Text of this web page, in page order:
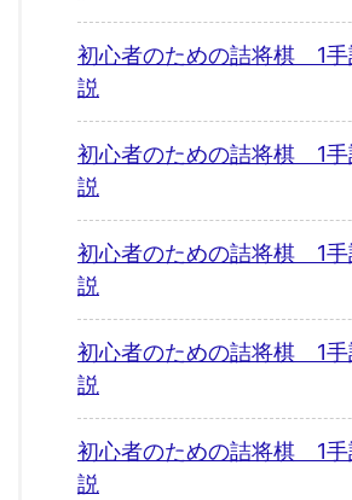
初心者のための詰将棋 1
説
初心者のための詰将棋 1
説
初心者のための詰将棋 1
説
初心者のための詰将棋 1
説
初心者のための詰将棋 1
説